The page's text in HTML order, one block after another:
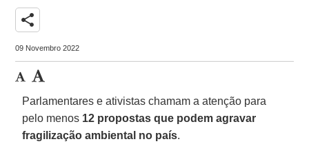
share
09 Novembro 2022
Parlamentares e ativistas chamam a atenção para
pelo menos 12 propostas que podem agravar
fragilização ambiental no país.